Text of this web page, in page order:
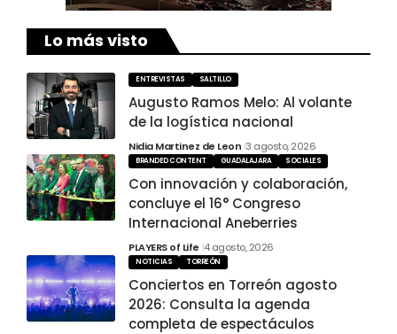
Lo más visto
ENTREVISTAS SALTILLO
Augusto Ramos Melo: Al volante
de la logística nacional
Nidia Martinez de Leon 3 agosto, 2026
BRANDED CONTENT GUADALAJARA SOCIALES
Con innovación y colaboración,
concluye el 16° Congreso
Internacional Aneberries
PLAYERS of Life 4 agosto, 2026
NOTICIAS TORREÓN
Conciertos en Torreón agosto
2026: Consulta la agenda
completa de espectáculos